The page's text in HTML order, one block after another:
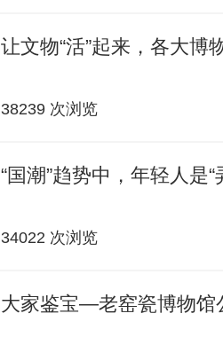
让文物“活”起来，各大博
38239 次浏览
“国潮”趋势中，年轻人是“
34022 次浏览
大家鉴宝—老窑瓷博物馆